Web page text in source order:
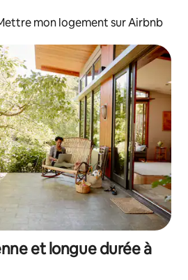
mon logement sur Airbnb
et longue durée à